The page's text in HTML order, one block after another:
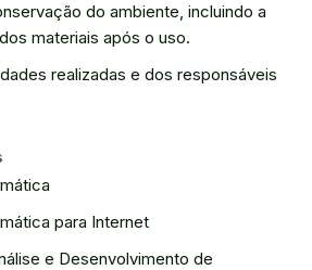
do ambiente, incluindo a
materiais após o uso.
realizadas e dos responsáveis
para Internet
e Desenvolvimento de